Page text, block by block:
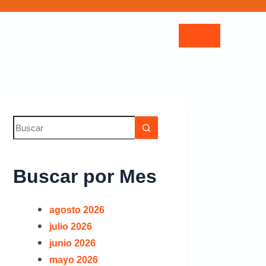
POI 4to
Funcionarios
2021
2024
Buscar por Mes
agosto 2026
julio 2026
junio 2026
mayo 2026